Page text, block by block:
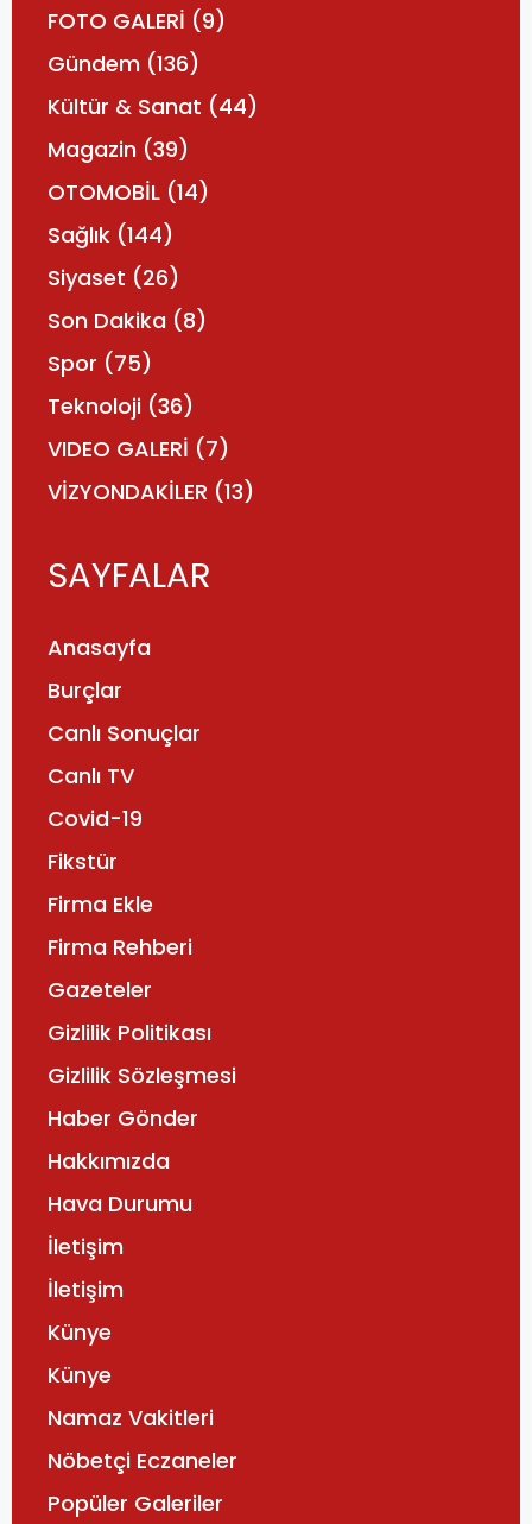
FOTO GALERİ (9)
Gündem (136)
Kültür & Sanat (44)
Magazin (39)
OTOMOBİL (14)
Sağlık (144)
Siyaset (26)
Son Dakika (8)
Spor (75)
Teknoloji (36)
VIDEO GALERİ (7)
VİZYONDAKİLER (13)
SAYFALAR
Anasayfa
Burçlar
Canlı Sonuçlar
Canlı TV
Covid-19
Fikstür
Firma Ekle
Firma Rehberi
Gazeteler
Gizlilik Politikası
Gizlilik Sözleşmesi
Haber Gönder
Hakkımızda
Hava Durumu
İletişim
İletişim
Künye
Künye
Namaz Vakitleri
Nöbetçi Eczaneler
Popüler Galeriler